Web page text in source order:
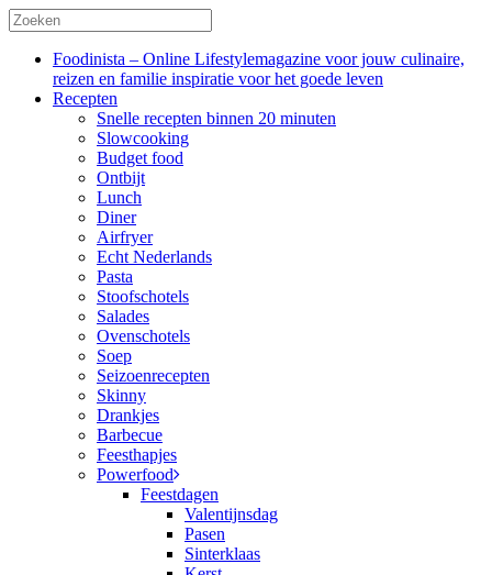
Foodinista – Online Lifestylemagazine voor jouw culinaire,
reizen en familie inspiratie voor het goede leven
Recepten
Snelle recepten binnen 20 minuten
Slowcooking
Budget food
Ontbijt
Lunch
Diner
Airfryer
Echt Nederlands
Pasta
Stoofschotels
Salades
Ovenschotels
Soep
Seizoenrecepten
Skinny
Drankjes
Barbecue
Feesthapjes
Powerfood
Feestdagen
Valentijnsdag
Pasen
Sinterklaas